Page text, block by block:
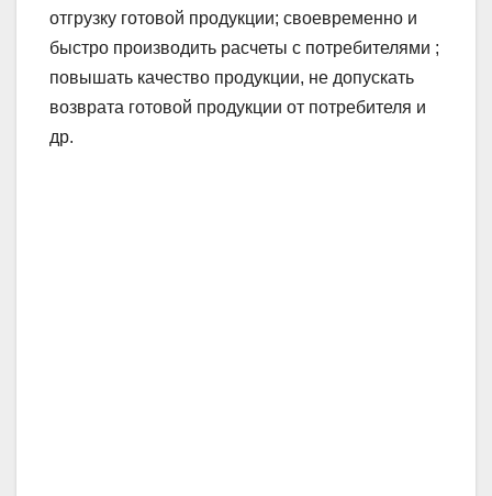
отгрузку готовой продукции; своевременно и
быстро производить расчеты с потребителями ;
повышать качество продукции, не допускать
возврата готовой продукции от потребителя и
др.